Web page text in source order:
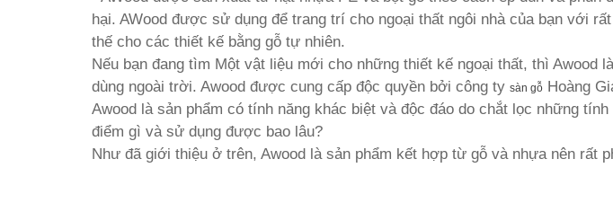
hại. AWood được sử dụng để trang trí cho ngoại thất ngôi nhà của bạn với
thế cho các thiết kế bằng gỗ tự nhiên.
Nếu bạn đang tìm Một vật liệu mới cho những thiết kế ngoại thất, thì Awood
dùng ngoài trời. Awood được cung cấp độc quyền bởi công ty sàn gỗ Hoàng
Awood là sản phẩm có tính năng khác biệt và độc đáo do chắt lọc những
điểm gì và sử dụng được bao lâu?
Như đã giới thiệu ở trên, Awood là sản phẩm kết hợp từ gỗ và nhựa nên rất